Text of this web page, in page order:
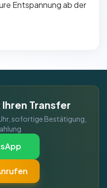
Entspannung ab der
Transfer
sofortige Bestätigung,